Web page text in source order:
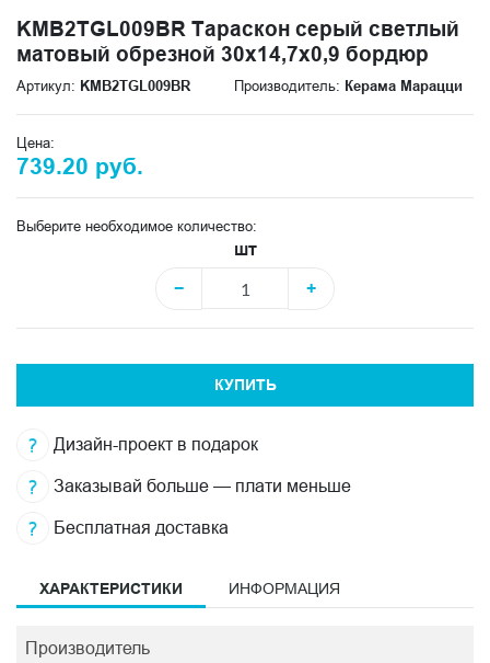
KMB2TGL009BR Тараскон серый светлый
матовый обрезной 30x14,7x0,9 бордюр
Артикул: KMB2TGL009BR Производитель: Керама Марацци
Цена:
739.20 руб.
Выберите необходимое количество:
шт
−
+
КУПИТЬ
Дизайн-проект в подарок
Заказывай больше — плати меньше
Бесплатная доставка
ХАРАКТЕРИСТИКИ ИНФОРМАЦИЯ
Производитель